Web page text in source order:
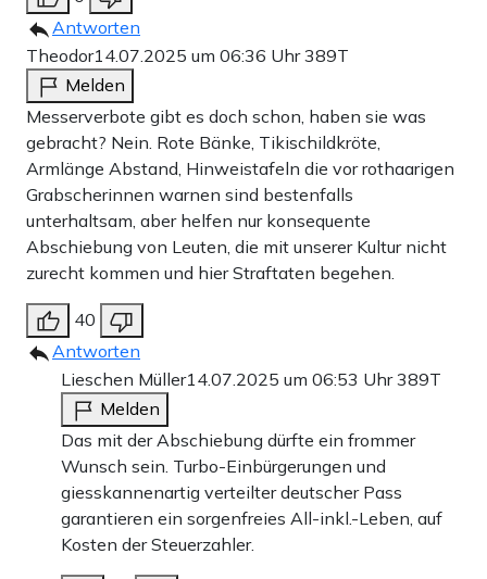
Antworten
Theodor14.07.2025 um 06:36 Uhr389T
Melden
Messerverbote gibt es doch schon, haben sie was
gebracht? Nein. Rote Bänke, Tikischildkröte,
Armlänge Abstand, Hinweistafeln die vor rothaarigen
Grabscherinnen warnen sind bestenfalls
unterhaltsam, aber helfen nur konsequente
Abschiebung von Leuten, die mit unserer Kultur nicht
zurecht kommen und hier Straftaten begehen.
40
Antworten
Lieschen Müller14.07.2025 um 06:53 Uhr389T
Melden
Das mit der Abschiebung dürfte ein frommer
Wunsch sein. Turbo-Einbürgerungen und
giesskannenartig verteilter deutscher Pass
garantieren ein sorgenfreies All-inkl.-Leben, auf
Kosten der Steuerzahler.